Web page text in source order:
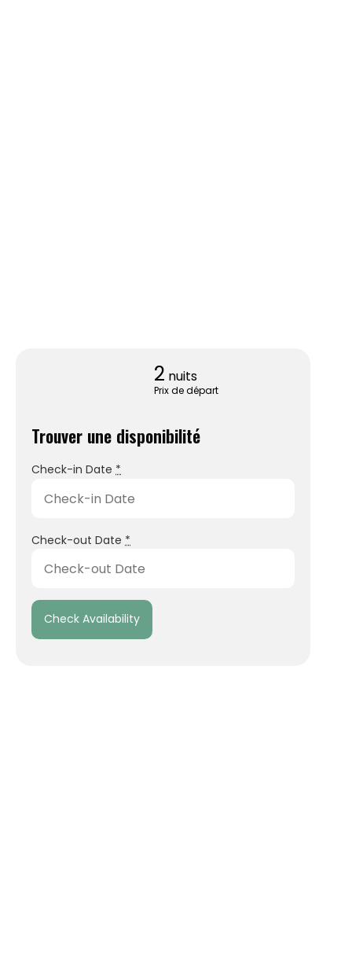
2 nuits
Prix de départ
Trouver une disponibilité
Check-in Date*
Check-out Date *